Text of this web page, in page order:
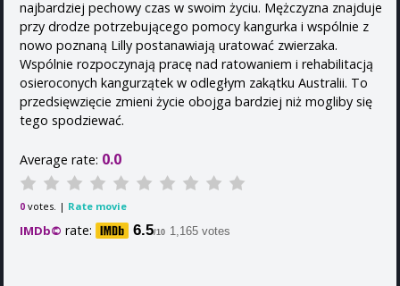
najbardziej pechowy czas w swoim życiu. Mężczyzna znajduje
przy drodze potrzebującego pomocy kangurka i wspólnie z
nowo poznaną Lilly postanawiają uratować zwierzaka.
Wspólnie rozpoczynają pracę nad ratowaniem i rehabilitacją
osieroconych kangurzątek w odległym zakątku Australii. To
przedsięwzięcie zmieni życie obojga bardziej niż mogliby się
tego spodziewać.
Average rate: 0.0
0 votes. | Rate movie
IMDb© rate: 6.5/10 1,165 votes